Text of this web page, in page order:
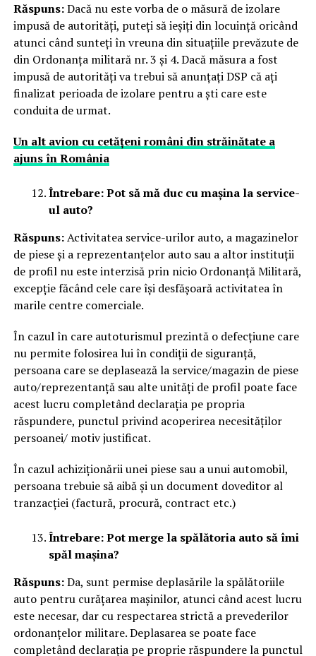
Răspuns:Dacă nu este vorba de o măsură de izolare
impusă de autorități, puteți să ieșiți din locuință oricând
atunci când sunteți în vreuna din situațiile prevăzute de
din Ordonanța militară nr. 3 și 4. Dacă măsura a fost
impusă de autorități va trebui să anunțați DSP că ați
finalizat perioada de izolare pentru a ști care este
conduita de urmat.
Un alt avion cu cetățeni români din străinătate a
ajuns în România
Întrebare: Pot să mă duc cu mașina la service-
ul auto?
Răspuns:Activitatea service-urilor auto, a magazinelor
de piese și a reprezentanțelor auto sau a altor instituții
de profil nu este interzisă prin nicio Ordonanță Militară,
excepție făcând cele care își desfășoară activitatea în
marile centre comerciale.
În cazul în care autoturismul prezintă o defecțiune care
nu permite folosirea lui în condiții de siguranță,
persoana care se deplasează la service/magazin de piese
auto/reprezentanță sau alte unități de profil poate face
acest lucru completând declarația pe propria
răspundere, punctul privind acoperirea necesităților
persoanei/ motiv justificat.
În cazul achiziționării unei piese sau a unui automobil,
persoana trebuie să aibă și un document doveditor al
tranzacției (factură, procură, contract etc.)
Întrebare: Pot merge la spălătoria auto să îmi
spăl mașina?
Răspuns:Da, sunt permise deplasările la spălătoriile
auto pentru curățarea mașinilor, atunci când acest lucru
este necesar, dar cu respectarea strictă a prevederilor
ordonanțelor militare. Deplasarea se poate face
completând declarația pe proprie răspundere la punctul